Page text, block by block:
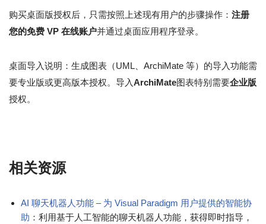
购买桌面版授权后，只需按照上述现有用户的步骤操作： 注册
您的免费 VP 在线账户并通过桌面应用程序登录。
桌面导入说明：生成图表（UML、ArchiMate 等）的导入功能需
要专业版或更高版本授权。导入ArchiMate图表特别需要企业版
授权。
相关资源
AI 聊天机器人功能 – 为 Visual Paradigm 用户提供的智能协
助 ：利用基于人工智能的聊天机器人功能，获得即时指导，